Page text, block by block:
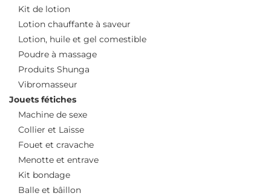
Kit de lotion
Lotion chauffante à saveur
Lotion, huile et gel comestible
Poudre à massage
Produits Shunga
Vibromasseur
Jouets fétiches
Machine de sexe
Collier et Laisse
Fouet et cravache
Menotte et entrave
Kit bondage
Balle et bâillon